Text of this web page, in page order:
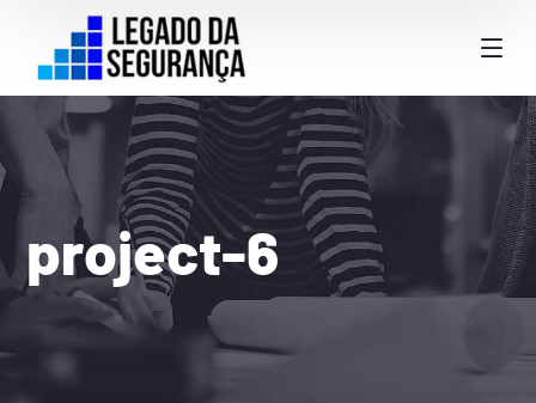
project-6